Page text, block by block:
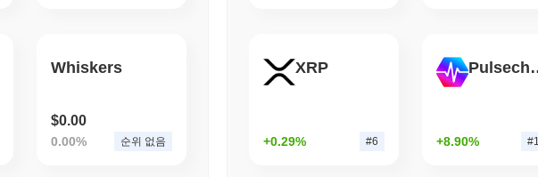
August 06 2026(1 day ago) 3 최소 읽기
Whiskers
$0.00
0.00% 순위 없음
XRP
+0.29% #6 +8.90%